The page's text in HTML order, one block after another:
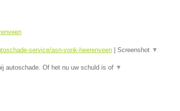
service/asn-vonk-heerenveen| Screenshot ▼
autoschade. Of het nu uw schuld is of ▼